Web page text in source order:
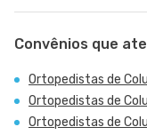
Convênios que
Ortopedistas de
Ortopedistas de
Ortopedistas de